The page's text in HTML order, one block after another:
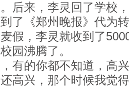
后来，李灵回了学校
了《郑州晚报》代为
，李灵就收到了
园沸腾了。
的你都不知道，高兴
高兴，那个时候我觉